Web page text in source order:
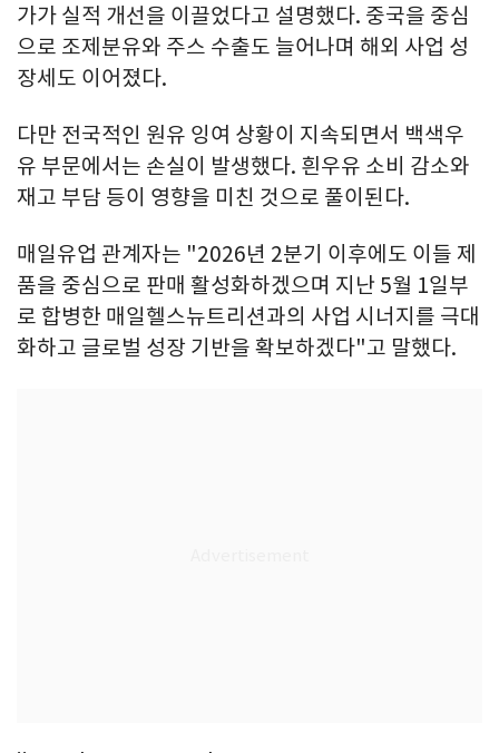
가가 실적 개선을 이끌었다고 설명했다. 중국을 중심
으로 조제분유와 주스 수출도 늘어나며 해외 사업 성
장세도 이어졌다.
다만 전국적인 원유 잉여 상황이 지속되면서 백색우
유 부문에서는 손실이 발생했다. 흰우유 소비 감소와
재고 부담 등이 영향을 미친 것으로 풀이된다.
매일유업 관계자는 "2026년 2분기 이후에도 이들 제
품을 중심으로 판매 활성화하겠으며 지난 5월 1일부
로 합병한 매일헬스뉴트리션과의 사업 시너지를 극대
화하고 글로벌 성장 기반을 확보하겠다"고 말했다.